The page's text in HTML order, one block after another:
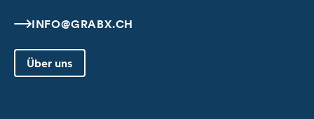
INFO@GRABX.CH
Über uns